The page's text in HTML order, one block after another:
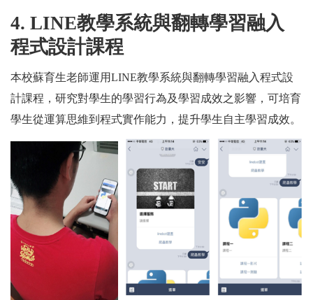
4. LINE教學系統與翻轉學習融入
程式設計課程
本校蘇育生老師運用LINE教學系統與翻轉學習融入程式設
計課程，研究對學生的學習行為及學習成效之影響，可培育
學生從運算思維到程式實作能力，提升學生自主學習成效。